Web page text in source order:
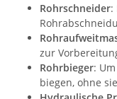
Rohrschneider:
zur
Rohrbieger:
biegen, ohne